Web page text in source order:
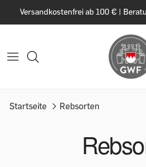
Versandkostenfrei ab 100 € |
Startseite Rebsorten